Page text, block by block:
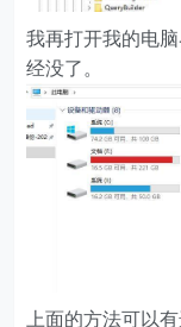
我再打开我的电
经没了。
上面的方法可以